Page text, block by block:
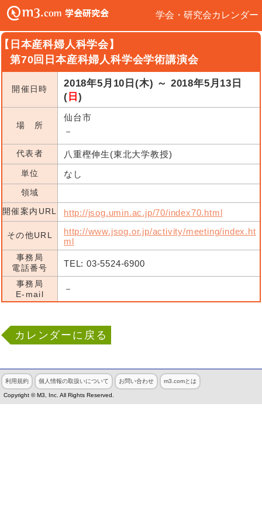
学会・研究会カレンダー
日本産科婦人科学会】
第70回日本産科婦人科学会学術講演会
開催日時
2018年5月10日(木) ～ 2018年5月13日
( 日 )
場 所
仙台市
－
代表者 八重樫伸生(東北大学教授)
単位 なし
領域
開催案内URL
http://jsog.umin.ac.jp/70/index70.html
その他URL
http://www.jsog.or.jp/activity/meeting/index.ht
ml
事務局
電話番号
TEL: 03-5524-6900
事務局
E-mail
－
カレンダーに戻る
利用規約 個人情報の取扱いについて お問い合わせ m3.comとは
Copyright © M3, Inc. All Rights Reserved.